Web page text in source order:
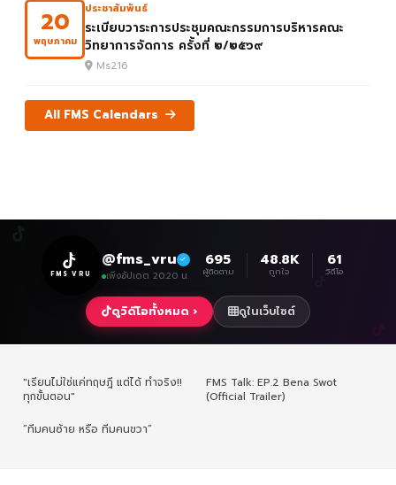
20
พฤษภาคม
ประชาสัมพันธ์
ระเบียบวาระการประชุมคณะกรรมการบริหารคณะ
วิทยาการจัดการ ครั้งที่ ๒/๒๕๖๙
Ms216
All FMS Calendars
FMS VRU
@fms_vru
เพิ่งอัปเดต 20:20 น.
695
ผู้ติดตาม
48.8K
ถูกใจ
61
วิดีโอ
ดูวิดีโอทั้งหมด › ดูในเว็บไซต์
"เรียนไม่ใช่แค่ทฤษฎี แต่ได้ ทำจริง!!
ทุกขั้นตอน"
FMS Talk: EP.2 Bena Swot
(Official Trailer)
“ทีมคนซ้าย หรือ ทีมคนขวา”